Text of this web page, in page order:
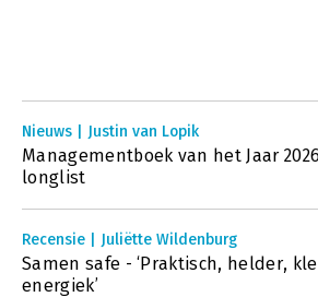
Nieuws | Justin van Lopik
Managementboek van het Jaar
longlist
Recensie | Juliëtte Wildenburg
Samen safe - ‘Praktisch, helder,
energiek’